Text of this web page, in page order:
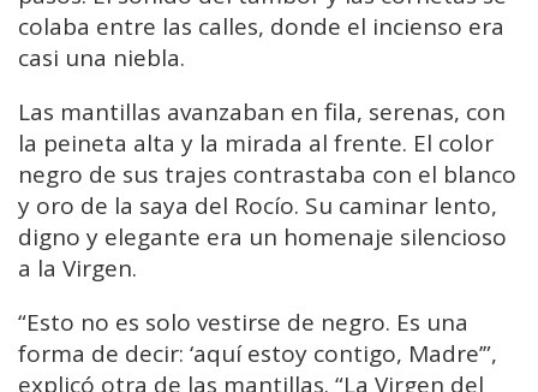
colaba entre las calles, donde el incienso era
casi una niebla.
Las mantillas avanzaban en fila, serenas, con
la peineta alta y la mirada al frente. El color
negro de sus trajes contrastaba con el blanco
y oro de la saya del Rocío. Su caminar lento,
digno y elegante era un homenaje silencioso
a la Virgen.
“Esto no es solo vestirse de negro. Es una
forma de decir: ‘aquí estoy contigo, Madre’”,
explicó otra de las mantillas. “La Virgen del